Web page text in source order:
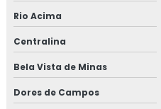
Rio Acima
Centralina
Bela Vista de Minas
Dores de Campos